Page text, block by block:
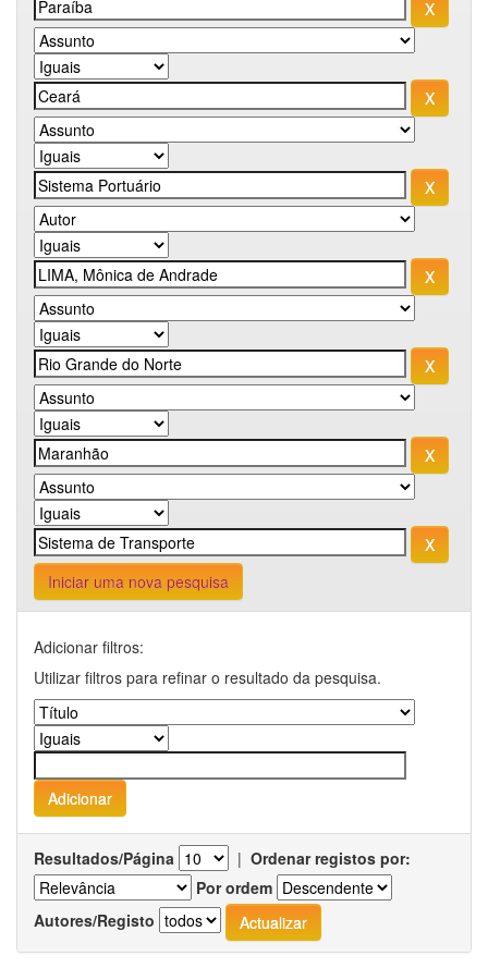
Iniciar uma nova pesquisa
Adicionar filtros:
Utilizar filtros para refinar o resultado da pesquisa.
Resultados/Página | Ordenar registos por:
Por ordem
Autores/Registo